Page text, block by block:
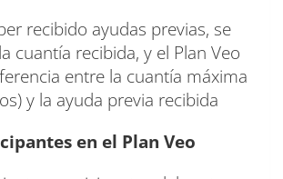
recibido ayudas previas, se
cuantía recibida, y el Plan Veo
entre la cuantía máxima
y la ayuda previa recibida
en el Plan Veo